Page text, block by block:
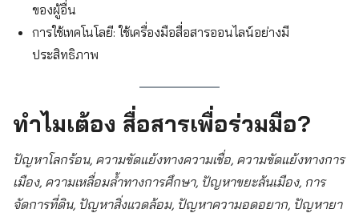
ของผู้อื่น
การใช้เทคโนโลยี: ใช้เครื่องมือสื่อสารออนไลน์อย่างมี
ประสิทธิภาพ
ทำไมเต้อง สื่อสารเพื่อร่วมมือ?
ปัญหาโลกร้อน, ความขัดแย้งทางความเชื่อ, ความขัดแย้งทางการ
เมือง, ความเหลื่อมล้ำทางการศึกษา, ปัญหาขยะล้นเมือง, การ
จัดการที่ดิน, ปัญหาสิ่งแวดล้อม, ปัญหาความอดอยาก, ปัญหายา